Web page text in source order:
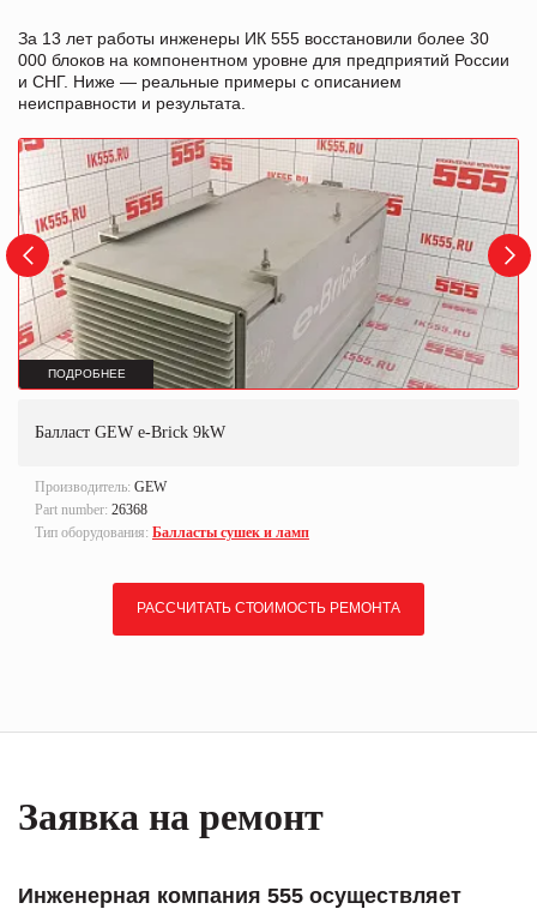
За 13 лет работы инженеры ИК 555 восстановили более 30
000 блоков на компонентном уровне для предприятий России
и СНГ. Ниже — реальные примеры с описанием
неисправности и результата.
ПОДРОБНЕЕ
Балласт GEW e-Brick 9kW
Производитель: GEW
Part number: 26368
Тип оборудования: Балласты сушек и ламп
РАССЧИТАТЬ СТОИМОСТЬ РЕМОНТА
Заявка на ремонт
Инженерная компания 555 осуществляет